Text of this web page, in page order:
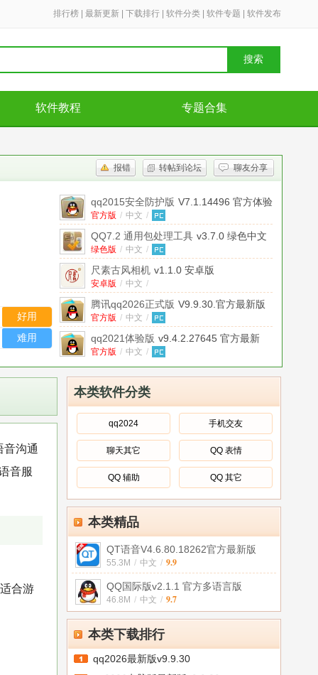
排行榜 最新更新 下载排行 软件分类 软件专题 软件发布
搜索
软件教程 专题合集
报错 转帖到论坛 聊友分享
好用
难用
qq2015安全防护版 V7.1.14496 官方体验
版
官方版 / 中文 /
QQ7.2 通用包处理工具 v3.7.0 绿色中文
版
绿色版 / 中文 /
尺素古风相机 v1.1.0 安卓版
安卓版 / 中文 /
腾讯qq2026正式版 V9.9.30.官方最新版
官方版 / 中文 /
qq2021体验版 v9.4.2.27645 官方最新
版
官方版 / 中文 /
中文 /
YY语音QT语音音效器(特效音辅助
v8.0绿色免费版
绿色版 / 中文
qt助手5.0免费版 v5.0.7.260 官方最新版
官方版 / 中文
QT助手5.0最新版
v5.0.10.260 官方最新
版
官方版 / 中文 /
qt助手苹果手机版 v1.0.0 官方最新版
官方版 / 中文
本类软件分类
qq2024 手机交友
聊天其它 QQ 表情
QQ 辅助 QQ 其它
本类精品
QT语音V4.6.80.18262官方最新版
55.3M / 中文 / 9.9
QQ国际版v2.1.1 官方多语言版
46.8M / 中文 / 9.7
本类下载排行
qq2026最新版v9.9.30
音沟通
音服
合游